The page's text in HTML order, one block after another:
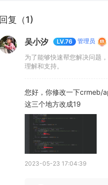
回复（1)
吴小汐 LV.76 管理员
为了能够快速帮您解决问题
理解和支持。
您好，你修改一下crmeb/
这三个地方改成19
2023-05-23 17:04:39